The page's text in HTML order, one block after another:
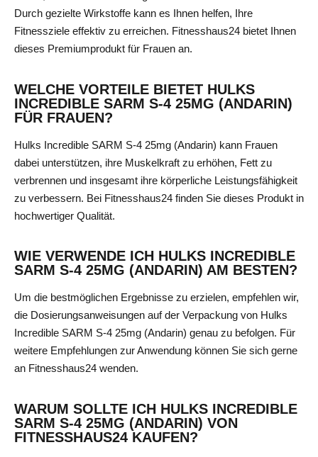
Durch gezielte Wirkstoffe kann es Ihnen helfen, Ihre
Fitnessziele effektiv zu erreichen. Fitnesshaus24 bietet Ihnen
dieses Premiumprodukt für Frauen an.
WELCHE VORTEILE BIETET HULKS
INCREDIBLE SARM S-4 25MG (ANDARIN)
FÜR FRAUEN?
Hulks Incredible SARM S-4 25mg (Andarin) kann Frauen
dabei unterstützen, ihre Muskelkraft zu erhöhen, Fett zu
verbrennen und insgesamt ihre körperliche Leistungsfähigkeit
zu verbessern. Bei Fitnesshaus24 finden Sie dieses Produkt in
hochwertiger Qualität.
WIE VERWENDE ICH HULKS INCREDIBLE
SARM S-4 25MG (ANDARIN) AM BESTEN?
Um die bestmöglichen Ergebnisse zu erzielen, empfehlen wir,
die Dosierungsanweisungen auf der Verpackung von Hulks
Incredible SARM S-4 25mg (Andarin) genau zu befolgen. Für
weitere Empfehlungen zur Anwendung können Sie sich gerne
an Fitnesshaus24 wenden.
WARUM SOLLTE ICH HULKS INCREDIBLE
SARM S-4 25MG (ANDARIN) VON
FITNESSHAUS24 KAUFEN?